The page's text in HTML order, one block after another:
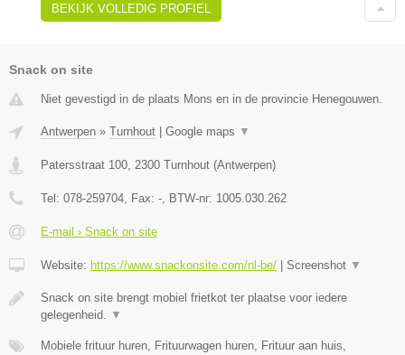
BEKIJK VOLLEDIG PROFIEL
Snack on site
Niet gevestigd in de plaats Mons en in de provincie Henegouwen.
Antwerpen » Turnhout Google maps ▼
Patersstraat 100, 2300 Turnhout (Antwerpen)
Tel: 078-259704, Fax: -, BTW-nr: 1005.030.262
E-mail › Snack on site
Website: https://www.snackonsite.com/nl-be/ Screenshot ▼
Snack on site brengt mobiel frietkot ter plaatse voor iedere
gelegenheid. ▼
Mobiele frituur huren, Frituurwagen huren, Frituur aan huis,